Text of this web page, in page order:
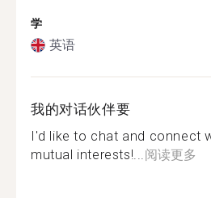
学
英语
我的对话伙伴要
I'd like to chat and connect
mutual interests!...阅读更多